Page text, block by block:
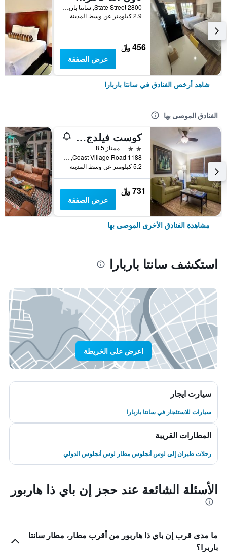
2800 State Street, سانتا باربارا, CA, الولايات المتحدة الأميريكية
2.9 كيلومتر عن وسط المدينة
456 ﷼
عرض الصفقة
شاهد أرخص الفنادق في سانتا باربارا
الفنادق الموصى بها
كوست فيلدج إن - سانتا باربارا
2 نجمتين
ممتاز 8.5
1188 Coast Village Road, سانتا باربارا, CA, الولايات المتحدة الأميريكية
5.2 كيلومتر عن وسط المدينة
731 ﷼
عرض الصفقة
مشاهدة الفنادق الأخرى الموصى بها
استكشف سانتا باربارا
اعرض على الخريطة
سيارت ايجار
سيارات للاستئجار في سانتا باربارا
المطارات القريبة
رحلات طيران إلى لوس أنجلوس مطار لوس أنجلوس الدولي
الأسئلة الشائعة عند حجز إن باي ذا هاربور
ما مدى قرب إن باي ذا هاربور من أقرب مطار، مطار سانتا
باربرا؟